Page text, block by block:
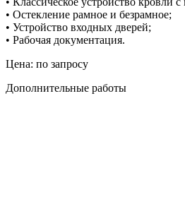
• Остекление рамное и безрамное;
• Устройство входных дверей;
• Рабочая документация.
Цена: по запросу
Дополнительные работы